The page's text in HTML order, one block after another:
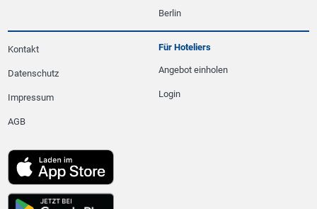
Berlin
Kontakt
Datenschutz
Impressum
AGB
Für Hoteliers
Angebot einholen
Login